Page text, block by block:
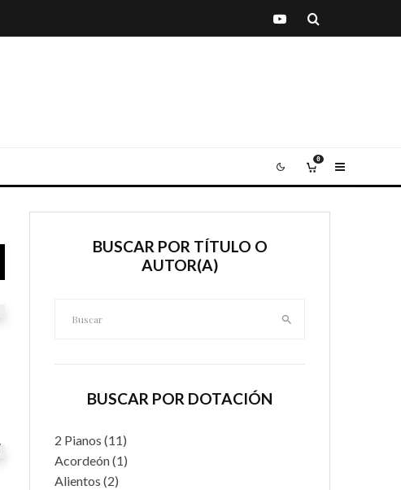
0
BUSCAR POR TÍTULO O
AUTOR(A)
BUSCAR POR DOTACIÓN
2 Pianos (11)
Acordeón(1)
Alientos (2)